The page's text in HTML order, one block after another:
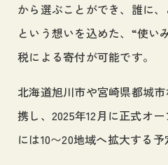
から選ぶことができ、誰に
という想いを込めた、“使い
税による寄付が可能です。
北海道旭川市や宮崎県都城
携し、2025年12月に正式オ
には10〜20地域へ拡大する予